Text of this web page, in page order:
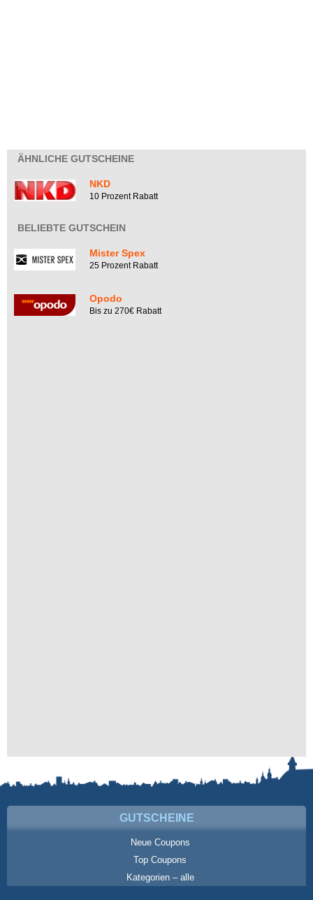
ÄHNLICHE GUTSCHEINE
NKD
10 Prozent Rabatt
BELIEBTE GUTSCHEIN
Mister Spex
25 Prozent Rabatt
Opodo
Bis zu 270€ Rabatt
GUTSCHEINE
Neue Coupons
Top Coupons
Kategorien – alle